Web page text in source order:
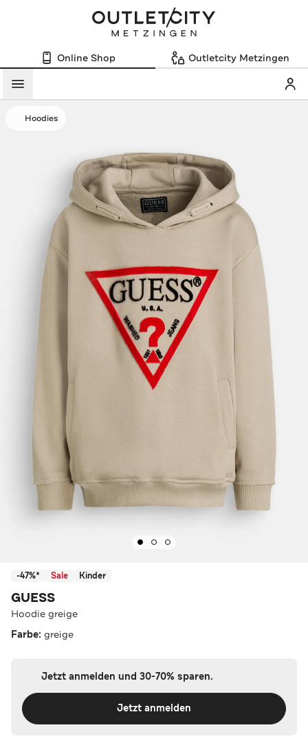
Online Shop Outletcity Metzingen
Menü
Hoodies
-47%* Sale Kinder
GUESS
Hoodie greige
Farbe: greige
Jetzt anmelden und 30-70% sparen.
Jetzt anmelden